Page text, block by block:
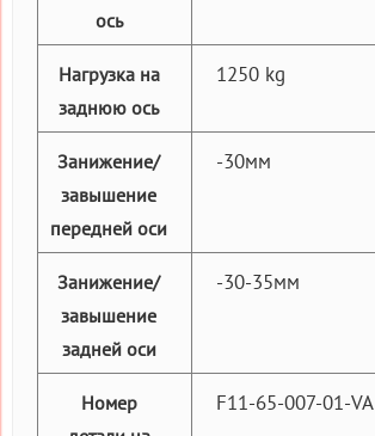
ось
Нагрузка на
заднюю ось
1250 kg
Занижение/
завышение
передней оси
-30мм
Занижение/
завышение
задней оси
-30-35мм
Номер
F11-65-007-01-VA